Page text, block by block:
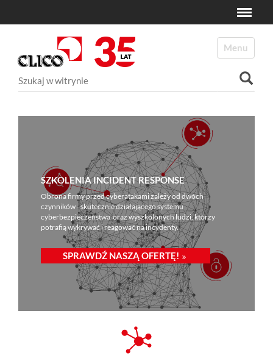
Toggle
SZKOLENIA INCIDENT RESPONSE
Obrona firmy przed cyberatakami zależy od dwóch
czynników - skutecznie działającego systemu
cyberbezpieczeństwa oraz wyszkolonych ludzi, którzy
potrafią wykrywać i reagować na incydenty.
SPRAWDŹ NASZĄ OFERTĘ!